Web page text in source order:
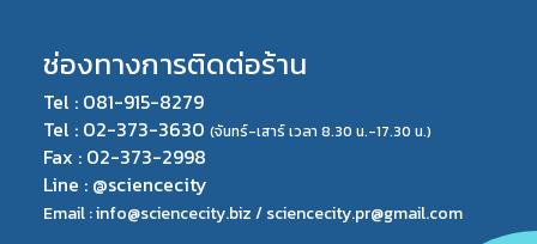
ช่องทางการติดต่อร้าน
Tel : 081-915-8279
Tel : 02-373-3630 (จันทร์-เสาร์ เวลา 8.30 น.-17.30 น.)
Fax : 02-373-2998
Line : @sciencecity
Email : info@sciencecity.biz /sciencecity.pr@gmail.com